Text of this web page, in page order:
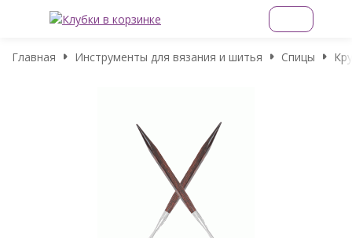
Главная Инструменты для вязания и шитья Спицы